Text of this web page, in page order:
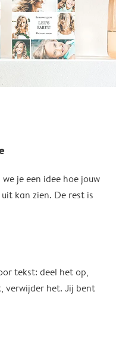
je een idee hoe jouw
kan zien. De rest is
tekst: deel het op,
verwijder het. Jij bent